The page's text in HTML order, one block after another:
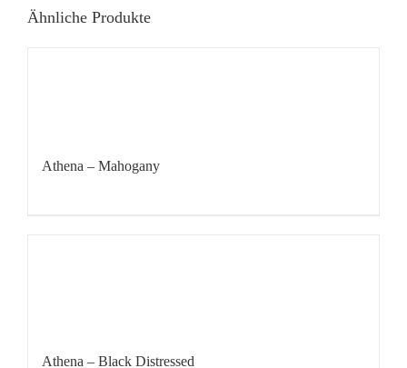
Ähnliche Produkte
Athena – Mahogany
Athena – Black Distressed